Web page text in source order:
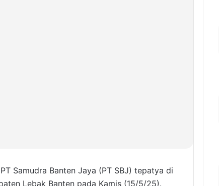
Samudra Banten Jaya (PT SBJ) tepatya di
Lebak Banten pada Kamis (15/5/25).